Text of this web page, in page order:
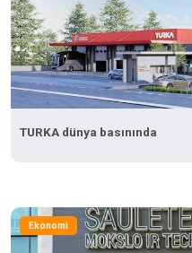
TURKA dünya basınında
Ekonomi